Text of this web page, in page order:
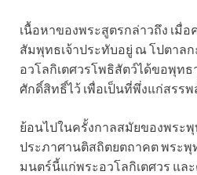
เนื้อหาของพระสูตรกล่าวถึง เมื่
สัมพุทธเจ้าประทับอยู่ ณ โปตาล
อวโลกิเตศวรโพธิสัตว์ได้ขอพุท
ศักดิ์สิทธิ์ไว้ เพื่อเป็นที่พึ่งแก่สรรพ
ย้อนไปในครั้งกาลสมัยของพระ
ประภาศานติสถิตยตถาคต พระพุ
มนตร์นี้แก่พระอวโลกิเตศวร และ